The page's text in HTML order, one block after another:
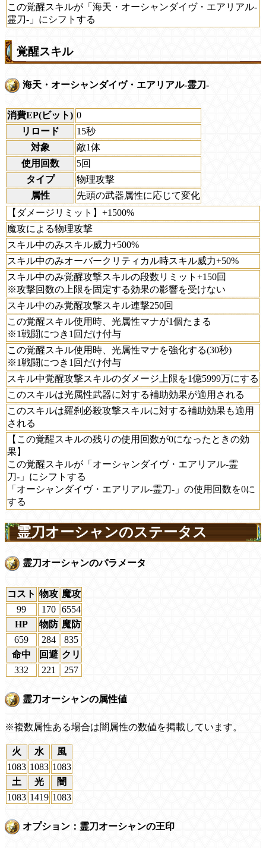
この覚醒スキルが「海天・オーシャンダイヴ・エアリアル-
霊刀-」にシフトする
覚醒スキル
海天・オーシャンダイヴ・エアリアル-霊刀-
消費EP(ビット) 0
リロード
15秒
対象
敵1体
使用回数
5回
タイプ
物理攻撃
属性
先頭の武器属性に応じて変化
【ダメージリミット】+1500%
魔攻による物理攻撃
スキル中のみスキル威力+500%
スキル中のみオーバークリティカル時スキル威力+50%
スキル中のみ覚醒攻撃スキルの段数リミット+150回
※攻撃回数の上限を固定する効果の影響を受けない
スキル中のみ覚醒攻撃スキル連撃250回
この覚醒スキル使用時、光属性マナが1個たまる
※1戦闘につき1回だけ付与
この覚醒スキル使用時、光属性マナを強化する(30秒)
※1戦闘につき1回だけ付与
スキル中覚醒攻撃スキルのダメージ上限を1億5999万にする
このスキルは光属性武器に対する補助効果が適用される
このスキルは羅刹必殺攻撃スキルに対する補助効果も適用
される
【この覚醒スキルの残りの使用回数が0になったときの効
果】
この覚醒スキルが「オーシャンダイヴ・エアリアル-霊
刀-」にシフトする
「オーシャンダイヴ・エアリアル-霊刀-」の使用回数を0に
する
霊刀オーシャンのステータス
霊刀オーシャンのパラメータ
コスト 物攻 魔攻
99
170 6554
HP
物防 魔防
659
284
835
命中
回避 クリ
332
221 257
霊刀オーシャンの属性値
※複数属性ある場合は闇属性の数値を掲載しています。
火 水
風
1083 1083 1083
土
光
闇
1083 1419 1083
オプション：霊刀オーシャンの王印